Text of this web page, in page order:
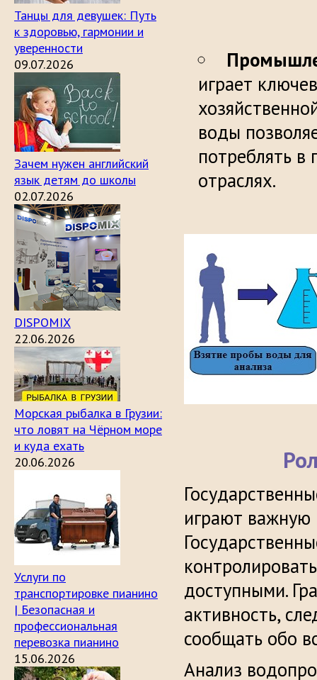
Танцы для девушек: Путь
к здоровью, гармонии и
уверенности
09.07.2026
Зачем нужен английский
язык детям до школы
02.07.2026
DISPOMIX
22.06.2026
Морская рыбалка в Грузии:
что ловят на Чёрном море
и куда ехать
20.06.2026
Услуги по
транспортировке пианино
| Безопасная и
профессиональная
перевозка пианино
15.06.2026
играет
воды
потреблять в
отраслях.
играют важную
доступными.
активность,
сообщать обо
Анализ